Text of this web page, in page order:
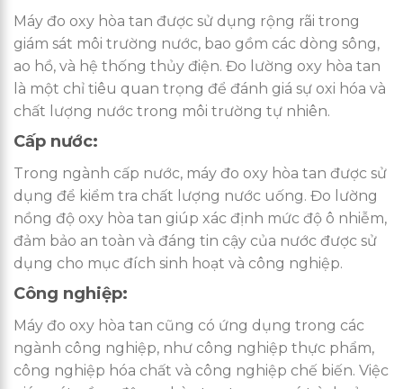
Máy đo oxy hòa tan được sử dụng rộng rãi trong
giám sát môi trường nước, bao gồm các dòng sông,
ao hồ, và hệ thống thủy điện. Đo lường oxy hòa tan
là một chỉ tiêu quan trọng để đánh giá sự oxi hóa và
chất lượng nước trong môi trường tự nhiên.
Cấp nước:
Trong ngành cấp nước, máy đo oxy hòa tan được sử
dụng để kiểm tra chất lượng nước uống. Đo lường
nồng độ oxy hòa tan giúp xác định mức độ ô nhiễm,
đảm bảo an toàn và đáng tin cậy của nước được sử
dụng cho mục đích sinh hoạt và công nghiệp.
Công nghiệp:
Máy đo oxy hòa tan cũng có ứng dụng trong các
ngành công nghiệp, như công nghiệp thực phẩm,
công nghiệp hóa chất và công nghiệp chế biến. Việc